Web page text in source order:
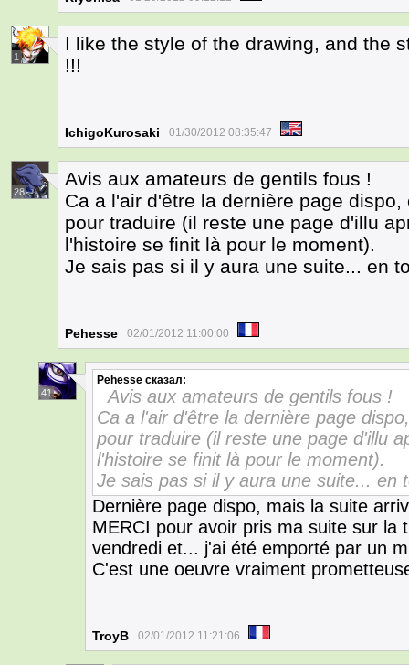
1
I like the style of the drawing, and the
!!!
IchigoKurosaki 01/30/2012 08:35:47
28
Avis aux amateurs de gentils fous !
Ca a l'air d'être la dernière page
pour traduire (il reste une page d'illu
l'histoire se finit là pour le moment).
Je sais pas si il y aura une suite... en
Pehesse 02/01/2012 11:00:00
41
Pehesse сказал:
Avis aux amateurs de gentils fous !
Ca a l'air d'être la dernière page
pour traduire (il reste une page d'illu
l'histoire se finit là pour le moment).
Je sais pas si il y aura une suite... en
Dernière page dispo, mais la suite
MERCI pour avoir pris ma suite sur la
vendredi et... j'ai été emporté par un
C'est une oeuvre vraiment
TroyB 02/01/2012 11:21:06